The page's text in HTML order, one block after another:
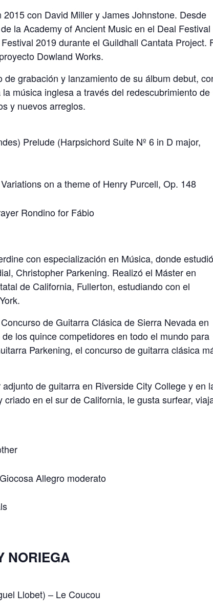
con David Miller y James Johnstone. Desde
la Academy of Ancient Music en el Deal Festival
2019 durante el Guildhall Cantata Project.
Dowland Works.
grabación y lanzamiento de su álbum debut,
música inglesa a través del redescubrimiento de
y nuevos arreglos.
Prelude (Harpsichord Suite Nº 6 in D major,
on a theme of Henry Purcell, Op. 148
Rondino for Fábio
con especialización en Música, donde
Christopher Parkening. Realizó el Máster en
de California, Fullerton, estudiando con el
de Guitarra Clásica de Sierra Nevada en
los quince competidores en todo el mundo para
Parkening, el concurso de guitarra clásica
de guitarra en Riverside City College y en
en el sur de California, le gusta surfear,
Allegro moderato
NORIEGA
Llobet) – Le Coucou